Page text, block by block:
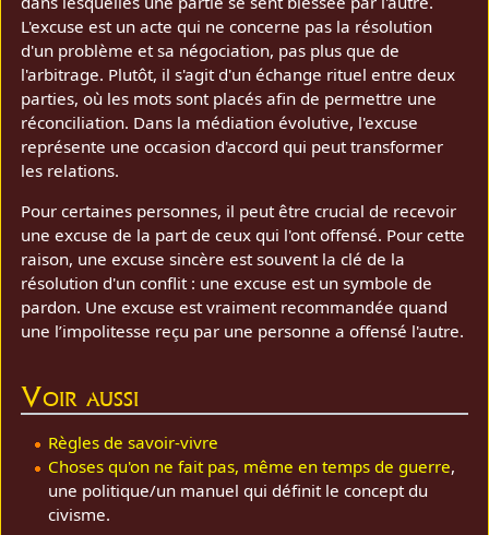
L'excuse est un acte qui ne concerne pas la résolution
d'un problème et sa négociation, pas plus que de
l'arbitrage. Plutôt, il s'agit d'un échange rituel entre deux
parties, où les mots sont placés afin de permettre une
réconciliation. Dans la médiation évolutive, l'excuse
représente une occasion d'accord qui peut transformer
les relations.
Pour certaines personnes, il peut être crucial de recevoir
une excuse de la part de ceux qui l'ont offensé. Pour cette
raison, une excuse sincère est souvent la clé de la
résolution d'un conflit : une excuse est un symbole de
pardon. Une excuse est vraiment recommandée quand
une l’impolitesse reçu par une personne a offensé l'autre.
Voir aussi
Règles de savoir-vivre
Choses qu'on ne fait pas, même en temps de guerre,
une politique/un manuel qui définit le concept du
civisme.